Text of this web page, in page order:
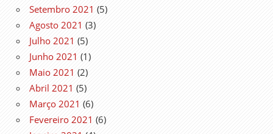
Setembro 2021 (5)
Agosto 2021 (3)
Julho 2021 (5)
Junho 2021 (1)
Maio 2021 (2)
Abril 2021 (5)
Março 2021 (6)
Fevereiro 2021 (6)